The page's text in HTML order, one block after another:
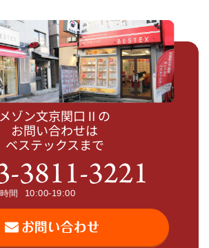
メゾン文京関口Ⅱの
お問い合わせは
ベステックスまで